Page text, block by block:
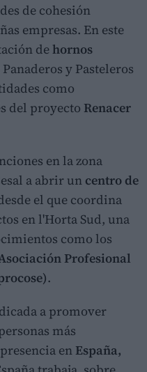
de cohesión
empresas. En este
dehornos
y Pasteleros
como
del proyecto Renacer
en la zona
a abrir un centro de
el que coordina
en l'Horta Sud, una
como los
Profesional
.
a promover
más
en España,